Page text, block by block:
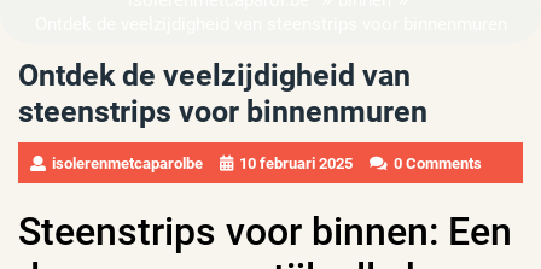
Ontdek de veelzijdigheid van
steenstrips voor binnenmuren
isolerenmetcaparolbe 10 februari 2025 0 Comments
Steenstrips voor binnen: Een